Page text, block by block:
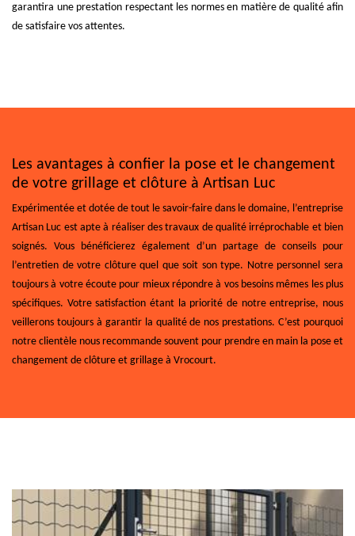
garantira une prestation respectant les normes en matière de qualité afin
de satisfaire vos attentes.
Les avantages à confier la pose et le changement
de votre grillage et clôture à Artisan Luc
Expérimentée et dotée de tout le savoir-faire dans le domaine, l’entreprise
Artisan Luc est apte à réaliser des travaux de qualité irréprochable et bien
soignés. Vous bénéficierez également d’un partage de conseils pour
l’entretien de votre clôture quel que soit son type. Notre personnel sera
toujours à votre écoute pour mieux répondre à vos besoins mêmes les plus
spécifiques. Votre satisfaction étant la priorité de notre entreprise, nous
veillerons toujours à garantir la qualité de nos prestations. C’est pourquoi
notre clientèle nous recommande souvent pour prendre en main la pose et
changement de clôture et grillage à Vrocourt.